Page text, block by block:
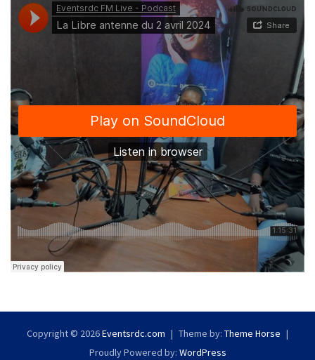
Copyright © 2026Eventsrdc.com Theme by: Theme Horse
Proudly Powered by: WordPress